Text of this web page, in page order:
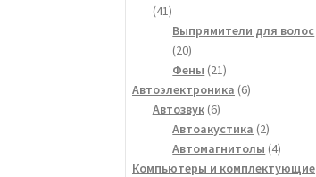
4141
товар
Выпрямители для волос
2020
товаров
Фены 2121
товар
Автоэлектроника 66
Автозвук 66
товаров
Автоакустика 22
товара
Автомагнитолы 44
товара
Компьютеры и комплектующие